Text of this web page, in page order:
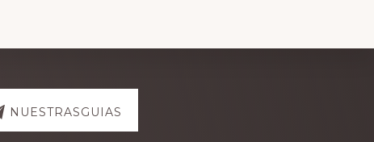
NUESTRASGUIAS